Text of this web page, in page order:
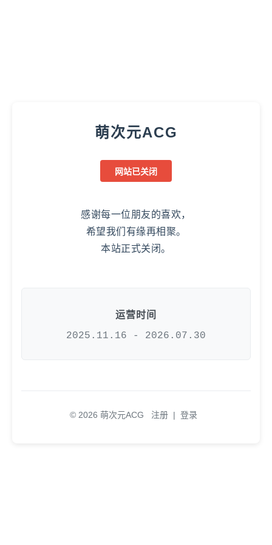
萌次元ACG
网站已关闭
感谢每一位朋友的喜欢，
希望我们有缘再相聚。
本站正式关闭。
运营时间
2025.11.16 - 2026.07.30
© 2026 萌次元ACG 注册 | 登录